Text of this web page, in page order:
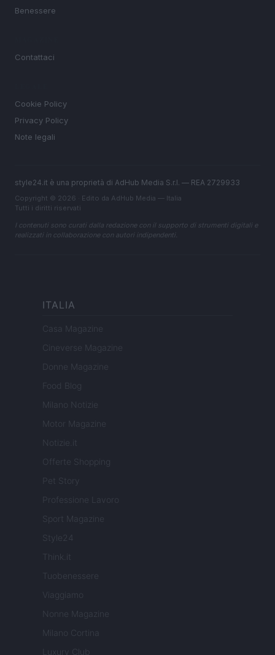
Benessere
Contattaci
Cookie Policy
Privacy Policy
Note legali
style24.it è una proprietà di AdHub Media S.r.l. — REA 2729933
Copyright © 2026 · Edito da AdHub Media — Italia
Tutti i diritti riservati
I contenuti sono curati dalla redazione con il supporto di strumenti digitali e
realizzati in collaborazione con autori indipendenti.
ITALIA
Casa Magazine
Cineverse Magazine
Donne Magazine
Food Blog
Milano Notizie
Motor Magazine
Notizie.it
Offerte Shopping
Pet Story
Professione Lavoro
Sport Magazine
Style24
Think.it
Tuobenessere
Viaggiamo
Nonne Magazine
Milano Cortina
Luxury Club